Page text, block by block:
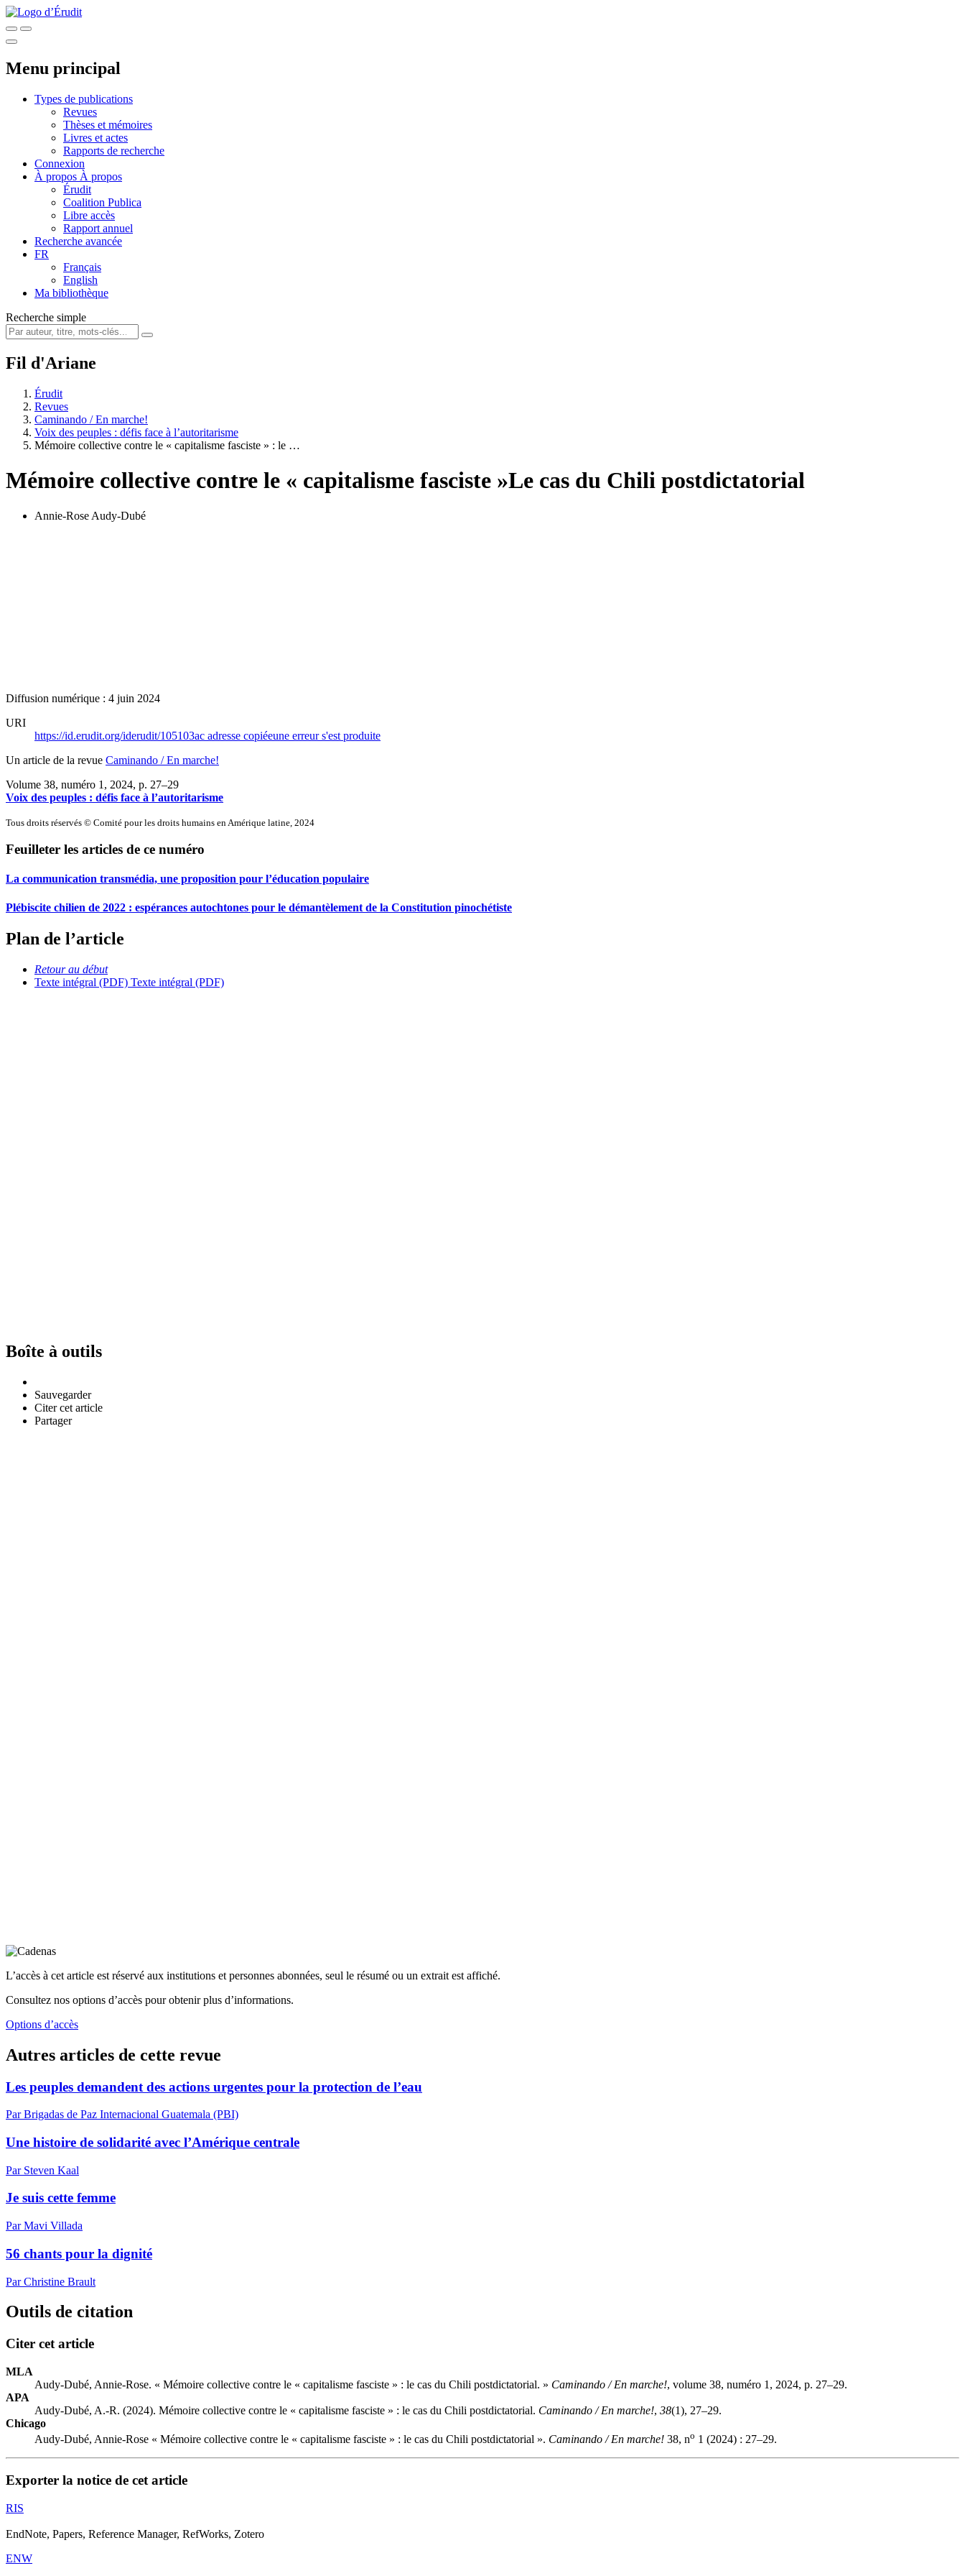
Menu principal
Types de publications
Revues
Thèses et mémoires
Livres et actes
Rapports de recherche
Connexion
À propos À propos
Érudit
Coalition Publica
Libre accès
Rapport annuel
Recherche avancée
FR
Français
English
Ma bibliothèque
Recherche simple
Fil d'Ariane
Érudit
Revues
Caminando / En marche!
Voix des peuples : défis face à l’autoritarisme
Mémoire collective contre le « capitalisme fasciste » : le …
Mémoire collective contre le « capitalisme fasciste »Le cas du Chili postdictatorial
Annie-Rose Audy-Dubé
Diffusion numérique : 4 juin 2024
URI
https://id.erudit.org/iderudit/105103ac adresse copiéeune erreur s'est produite
Un article de la revue Caminando / En marche!
Volume 38, numéro 1, 2024, p. 27–29
Voix des peuples : défis face à l’autoritarisme
Tous droits réservés © Comité pour les droits humains en Amérique latine, 2024
Feuilleter les articles de ce numéro
La communication transmédia, une proposition pour l’éducation populaire
Plébiscite chilien de 2022 : espérances autochtones pour le démantèlement de la Constitution pinochétiste
Plan de l’article
Retour au début
Texte intégral (PDF) Texte intégral (PDF)
Boîte à outils
Sauvegarder
Citer cet article
Partager
L’accès à cet article est réservé aux institutions et personnes abonnées, seul le résumé ou un extrait est affiché.
Consultez nos options d’accès pour obtenir plus d’informations.
Options d’accès
Autres articles de cette revue
Les peuples demandent des actions urgentes pour la protection de l’eau
Par Brigadas de Paz Internacional Guatemala (PBI)
Une histoire de solidarité avec l’Amérique centrale
Par Steven Kaal
Je suis cette femme
Par Mavi Villada
56 chants pour la dignité
Par Christine Brault
Outils de citation
Citer cet article
MLA
Audy-Dubé, Annie-Rose. « Mémoire collective contre le « capitalisme fasciste » : le cas du Chili postdictatorial. » Caminando / En marche!, volume 38, numéro 1, 2024, p. 27–29.
APA
Audy-Dubé, A.-R. (2024). Mémoire collective contre le « capitalisme fasciste » : le cas du Chili postdictatorial. Caminando / En marche!, 38(1), 27–29.
Chicago
Audy-Dubé, Annie-Rose « Mémoire collective contre le « capitalisme fasciste » : le cas du Chili postdictatorial ». Caminando / En marche! 38, no 1 (2024) : 27–29.
Exporter la notice de cet article
RIS
EndNote, Papers, Reference Manager, RefWorks, Zotero
ENW